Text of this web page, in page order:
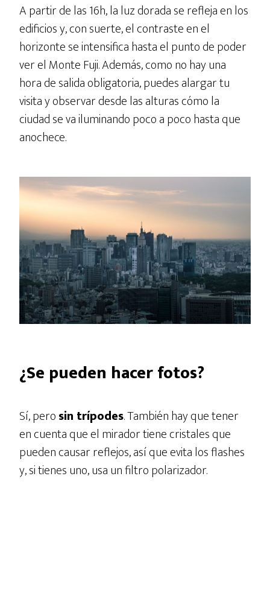
A partir de las 16h, la luz dorada se refleja en los
edificios y, con suerte, el contraste en el
horizonte se intensifica hasta el punto de poder
ver el Monte Fuji. Además, como no hay una
hora de salida obligatoria, puedes alargar tu
visita y observar desde las alturas cómo la
ciudad se va iluminando poco a poco hasta que
anochece.
¿Se pueden hacer fotos?
Sí, perosin trípodes. También hay que tener
en cuenta que el mirador tiene cristales que
pueden causar reflejos, así que evita los flashes
y, si tienes uno, usa un filtro polarizador.